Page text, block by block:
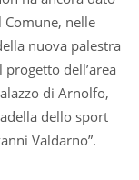
Comune, nelle
nuova palestra
dell’area
di Arnolfo,
dello sport
Valdarno”.